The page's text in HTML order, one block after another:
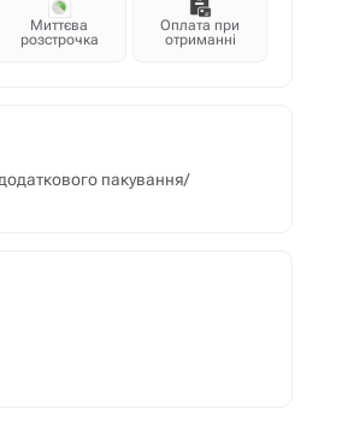
Миттєва
розстрочка
Оплата при
отриманні
пакування/